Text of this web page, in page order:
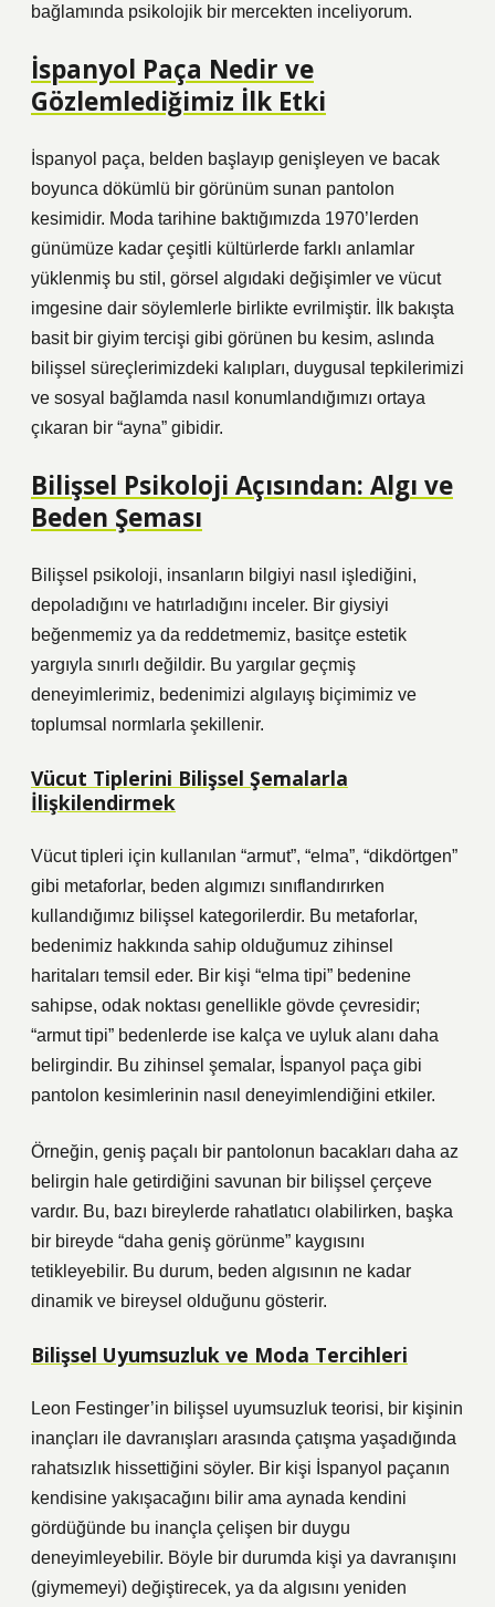
bağlamında psikolojik bir mercekten inceliyorum.
İspanyol Paça Nedir ve
Gözlemlediğimiz İlk Etki
İspanyol paça, belden başlayıp genişleyen ve bacak
boyunca dökümlü bir görünüm sunan pantolon
kesimidir. Moda tarihine baktığımızda 1970’lerden
günümüze kadar çeşitli kültürlerde farklı anlamlar
yüklenmiş bu stil, görsel algıdaki değişimler ve vücut
imgesine dair söylemlerle birlikte evrilmiştir. İlk bakışta
basit bir giyim tercişi gibi görünen bu kesim, aslında
bilişsel süreçlerimizdeki kalıpları, duygusal tepkilerimizi
ve sosyal bağlamda nasıl konumlandığımızı ortaya
çıkaran bir “ayna” gibidir.
Bilişsel Psikoloji Açısından: Algı ve
Beden Şeması
Bilişsel psikoloji, insanların bilgiyi nasıl işlediğini,
depoladığını ve hatırladığını inceler. Bir giysiyi
beğenmemiz ya da reddetmemiz, basitçe estetik
yargıyla sınırlı değildir. Bu yargılar geçmiş
deneyimlerimiz, bedenimizi algılayış biçimimiz ve
toplumsal normlarla şekillenir.
Vücut Tiplerini Bilişsel Şemalarla
İlişkilendirmek
Vücut tipleri için kullanılan “armut”, “elma”, “dikdörtgen”
gibi metaforlar, beden algımızı sınıflandırırken
kullandığımız bilişsel kategorilerdir. Bu metaforlar,
bedenimiz hakkında sahip olduğumuz zihinsel
haritaları temsil eder. Bir kişi “elma tipi” bedenine
sahipse, odak noktası genellikle gövde çevresidir;
“armut tipi” bedenlerde ise kalça ve uyluk alanı daha
belirgindir. Bu zihinsel şemalar, İspanyol paça gibi
pantolon kesimlerinin nasıl deneyimlendiğini etkiler.
Örneğin, geniş paçalı bir pantolonun bacakları daha az
belirgin hale getirdiğini savunan bir bilişsel çerçeve
vardır. Bu, bazı bireylerde rahatlatıcı olabilirken, başka
bir bireyde “daha geniş görünme” kaygısını
tetikleyebilir. Bu durum, beden algısının ne kadar
dinamik ve bireysel olduğunu gösterir.
Bilişsel Uyumsuzluk ve Moda Tercihleri
Leon Festinger’in bilişsel uyumsuzluk teorisi, bir kişinin
inançları ile davranışları arasında çatışma yaşadığında
rahatsızlık hissettiğini söyler. Bir kişi İspanyol paçanın
kendisine yakışacağını bilir ama aynada kendini
gördüğünde bu inançla çelişen bir duygu
deneyimleyebilir. Böyle bir durumda kişi ya davranışını
(giymemeyi) değiştirecek, ya da algısını yeniden